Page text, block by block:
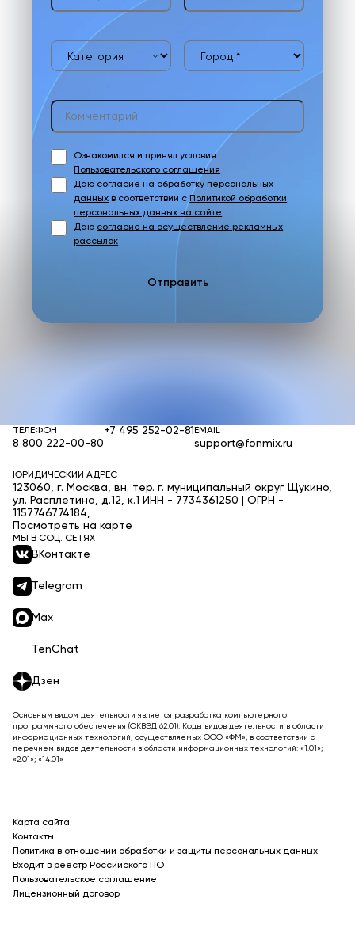
Ознакомился и принял условия
Пользовательского соглашения
Даю согласие на обработку персональных
данных в соответствии сПолитикой обработки
персональных данных на сайте
Даю согласие на осуществление рекламных
рассылок
Отправить
ТЕЛЕФОН
8 800 222-00-80
+7 495 252-02-81 EMAIL
support@fonmix.ru
ЮРИДИЧЕСКИЙ АДРЕС
123060, г. Москва, вн. тер. г. муниципальный округ Щукино,
ул. Расплетина, д.12, к.1 ИНН - 7734361250 | ОГРН -
1157746774184,
Посмотреть на карте
МЫ В СОЦ. СЕТЯХ
ВКонтакте
Telegram
Max
TenChat
Дзен
Основным видом деятельности является разработка компьютерного
программного обеспечения (ОКВЭД 62.01). Коды видов деятельности в области
информационных технологий, осуществляемых ООО «ФМ», в соответствии с
перечнем видов деятельности в области информационных технологий: «1.01»;
«2.01»; «14.01»
Карта сайта
Контакты
Политика в отношении обработки и защиты персональных данных
Входит в реестр Российского ПО
Пользовательское соглашение
Лицензионный договор